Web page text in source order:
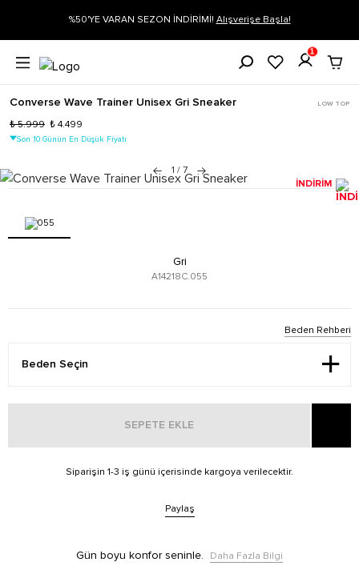
Alışverişe Başla! Siparişin 1-3 iş günü içerisinde kargoya
1
Converse Wave Trainer Unisex Gri Sneaker LOW TOP
₺ 5.999 ₺ 4.499
Son 10 Günün En Düşük Fiyatı
1 / 7
İNDİRİM
Gri
A14218C.055
Beden Rehberi
SEPETE EKLE
Siparişin 1-3 iş günü içerisinde kargoya verilecektir.
Paylaş
Gün boyu konfor seninle. Daha Fazla Bilgi